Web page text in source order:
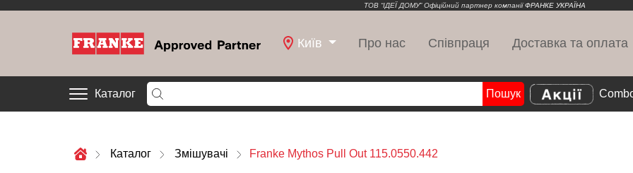
ТОВ “ІДЕЇ ДОМУ” Офіційний партнер компаніїФРАНКЕ УКРАЇНА
Київ Про нас Співпраця Доставка та оплата
Каталог Пошук
Каталог Змішувачі Franke Mythos Pull Out 115.0550.442